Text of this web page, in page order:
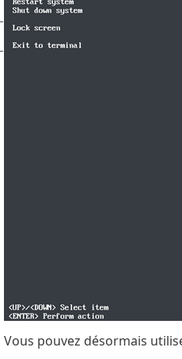
Vous pouvez désormais